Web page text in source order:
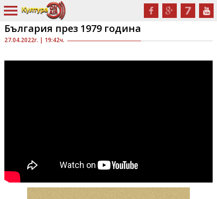
27.04.2022г. | 19:42ч.
България през 1979 година